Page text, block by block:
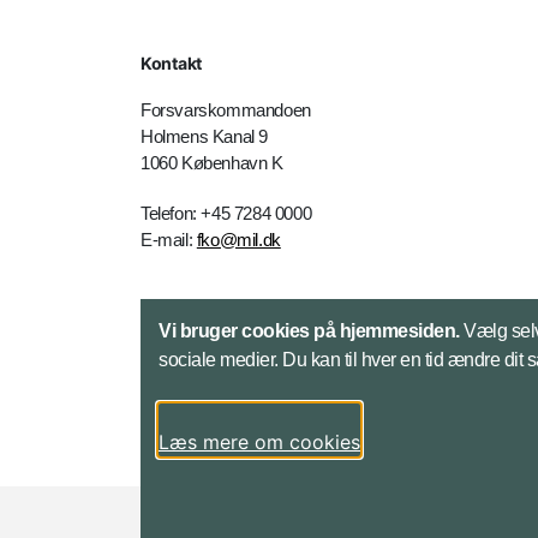
Kontakt
Forsvarskommandoen
Holmens Kanal 9
1060 København K
Telefon: +45 7284 0000
E-mail: fko@mil.dk
Kontakt
Vi bruger cookies på hjemmesiden.Vælg
sociale medier. Du kan til hver en tid ændre dit
Læs mere om cookies